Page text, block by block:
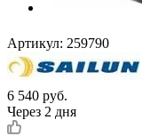
Артикул: 259790
6 540 руб.
Через 2 дня